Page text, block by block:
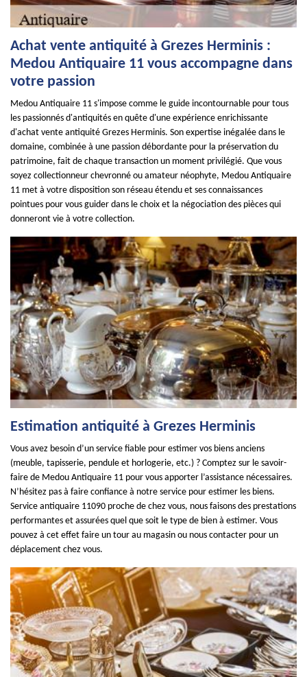
Achat vente antiquité à Grezes Herminis :
Medou Antiquaire 11 vous accompagne dans
votre passion
Medou Antiquaire 11 s'impose comme le guide incontournable pour tous
les passionnés d'antiquités en quête d'une expérience enrichissante
d'achat vente antiquité Grezes Herminis. Son expertise inégalée dans le
domaine, combinée à une passion débordante pour la préservation du
patrimoine, fait de chaque transaction un moment privilégié. Que vous
soyez collectionneur chevronné ou amateur néophyte, Medou Antiquaire
11 met à votre disposition son réseau étendu et ses connaissances
pointues pour vous guider dans le choix et la négociation des pièces qui
donneront vie à votre collection.
Estimation antiquité à Grezes Herminis
Vous avez besoin d’un service fiable pour estimer vos biens anciens
(meuble, tapisserie, pendule et horlogerie, etc.) ? Comptez sur le savoir-
faire de Medou Antiquaire 11 pour vous apporter l’assistance nécessaires.
N’hésitez pas à faire confiance à notre service pour estimer les biens.
Service antiquaire 11090 proche de chez vous, nous faisons des prestations
performantes et assurées quel que soit le type de bien à estimer. Vous
pouvez à cet effet faire un tour au magasin ou nous contacter pour un
déplacement chez vous.